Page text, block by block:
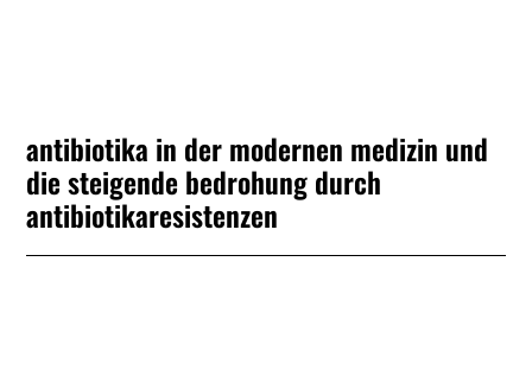
antibiotika in der modernen medizin und
die steigende bedrohung durch
antibiotikaresistenzen